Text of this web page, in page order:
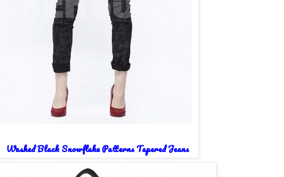
Washed Black Snowflake Patterns Tapered Jeans